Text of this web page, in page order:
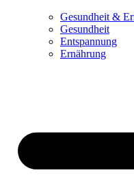
Gesundheit &
Gesundheit
Entspannung
Ernährung